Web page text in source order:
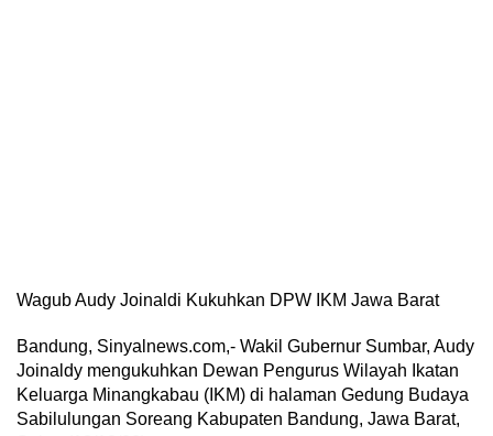
Wagub Audy Joinaldi Kukuhkan DPW IKM Jawa Barat
Bandung, Sinyalnews.com,- Wakil Gubernur Sumbar, Audy
Joinaldy mengukuhkan Dewan Pengurus Wilayah Ikatan
Keluarga Minangkabau (IKM) di halaman Gedung Budaya
Sabilulungan Soreang Kabupaten Bandung, Jawa Barat,